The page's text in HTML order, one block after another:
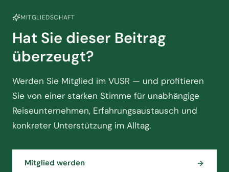
MITGLIEDSCHAFT
Hat Sie dieser Beitrag
überzeugt?
Werden Sie Mitglied im VUSR — und profitieren
Sie von einer starken Stimme für unabhängige
Reiseunternehmen, Erfahrungsaustausch und
konkreter Unterstützung im Alltag.
Mitglied werden